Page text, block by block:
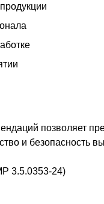
позволяет
и безопасность
3.5.0353-24)